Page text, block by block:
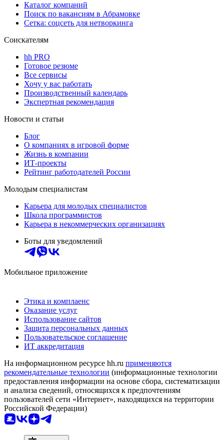
Каталог компаний
Поиск по вакансиям в Абрамовке
Сетка: соцсеть для нетворкинга
Соискателям
hh PRO
Готовое резюме
Все сервисы
Хочу у вас работать
Производственный календарь
Экспертная рекомендация
Новости и статьи
Блог
О компаниях в игровой форме
Жизнь в компании
ИТ-проекты
Рейтинг работодателей России
Молодым специалистам
Карьера для молодых специалистов
Школа программистов
Карьера в некоммерческих организациях
Боты для уведомлений
Мобильное приложение
Этика и комплаенс
Оказание услуг
Использование сайтов
Защита персональных данных
Пользовательское соглашение
ИТ аккредитация
На информационном ресурсе hh.ru применяются
рекомендательные технологии (информационные технологии
предоставления информации на основе сбора, систематизации
и анализа сведений, относящихся к предпочтениям
пользователей сети «Интернет», находящихся на территории
Российской Федерации)